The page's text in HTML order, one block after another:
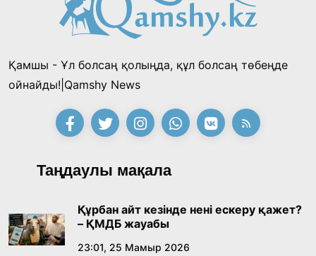
жеңімпаздарын анықтады
18:39, 23 Шілде 2026
Қонаев қаласының әкімі «Славян базары»
қабылдады
16:27, 23 Шілде 2026
Қазақ тіліндегі «құт» концептісінің
лингвомәдени сипаты
09:21, 21 Шілде 2026
Абайдың адам тәрбиесі туралы
Қамшы - Ұл болсаң қолыңда, құл болсаң төбеңде
ойнайды!|Qamshy News
Таңдаулы мақала
Құрбан айт кезінде нені ескеру қажет?
– ҚМДБ жауабы
23:01, 25 Мамыр 2026